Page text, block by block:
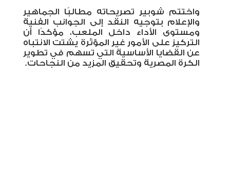
واختتم شوبير تصريحاته مطالبًا الجماهير
والإعلام بتوجيه النقد إلى الجوانب الفنية
ومستوى الأداء داخل الملعب، مؤكدًا أن
التركيز على الأمور غير المؤثرة يشتت الانتباه
عن القضايا الأساسية التي تسهم في تطوير
الكرة المصرية وتحقيق المزيد من النجاحات.